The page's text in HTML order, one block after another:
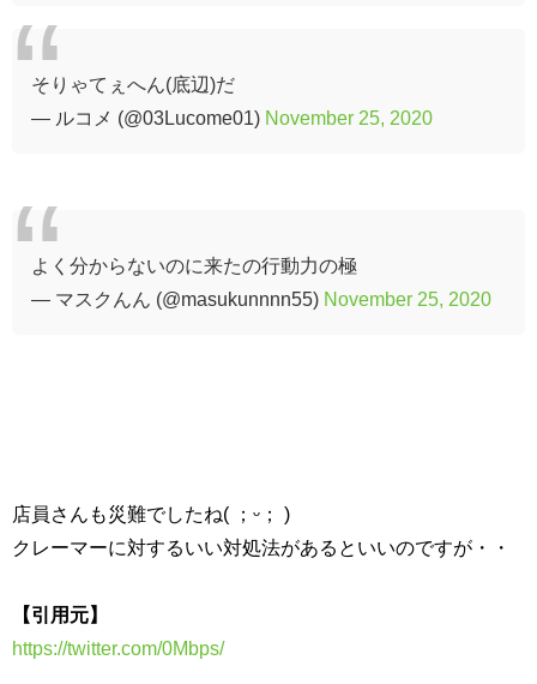
そりゃてぇへん(底辺)だ
— ルコメ (@03Lucome01) November 25, 2020
よく分からないのに来たの行動力の極
— マスクんん (@masukunnnn55) November 25, 2020
店員さんも災難でしたね( ；ᵕ； )
クレーマーに対するいい対処法があるといいのですが・・
【引用元】
https://twitter.com/0Mbps/